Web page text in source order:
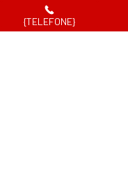
Website desenvolvido por
{TELEFONE}